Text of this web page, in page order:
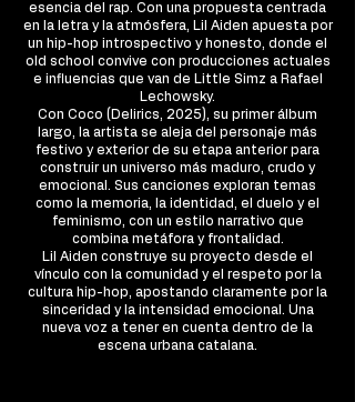
esencia del rap. Con una propuesta centrada
en la letra y la atmósfera, Lil Aiden apuesta por
un hip-hop introspectivo y honesto, donde el
old school convive con producciones actuales
e influencias que van de Little Simz a Rafael
Lechowsky.
Con Coco (Delirics, 2025), su primer álbum
largo, la artista se aleja del personaje más
festivo y exterior de su etapa anterior para
construir un universo más maduro, crudo y
emocional. Sus canciones exploran temas
como la memoria, la identidad, el duelo y el
feminismo, con un estilo narrativo que
combina metáfora y frontalidad.
Lil Aiden construye su proyecto desde el
vínculo con la comunidad y el respeto por la
cultura hip-hop, apostando claramente por la
sinceridad y la intensidad emocional. Una
nueva voz a tener en cuenta dentro de la
escena urbana catalana.